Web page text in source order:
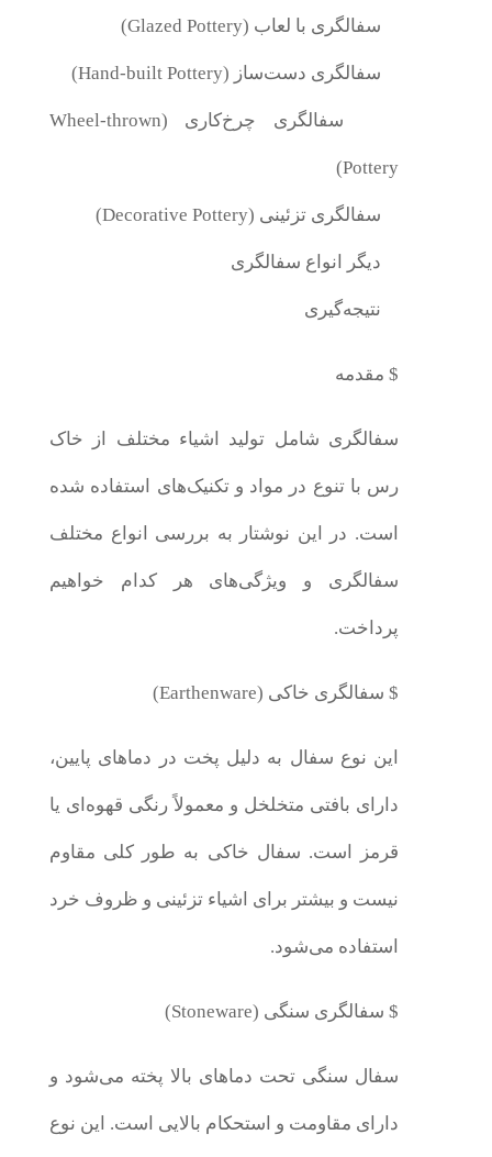
سفالگری با لعاب (Glazed Pottery)
سفالگری دست‌ساز (Hand-built Pottery)
سفالگری چرخ‌کاری (Wheel-thrown
Pottery)
سفالگری تزئینی (Decorative Pottery)
دیگر انواع سفالگری
نتیجه‌گیری
$ مقدمه
سفالگری شامل تولید اشیاء مختلف از خاک
رس با تنوع در مواد و تکنیک‌های استفاده شده
است. در این نوشتار به بررسی انواع مختلف
سفالگری و ویژگی‌های هر کدام خواهیم
پرداخت.
$ سفالگری خاکی (Earthenware)
این نوع سفال به دلیل پخت در دماهای پایین،
دارای بافتی متخلخل و معمولاً رنگی قهوه‌ای یا
قرمز است. سفال خاکی به طور کلی مقاوم
نیست و بیشتر برای اشیاء تزئینی و ظروف خرد
استفاده می‌شود.
$ سفالگری سنگی (Stoneware)
سفال سنگی تحت دماهای بالا پخته می‌شود و
دارای مقاومت و استحکام بالایی است. این نوع